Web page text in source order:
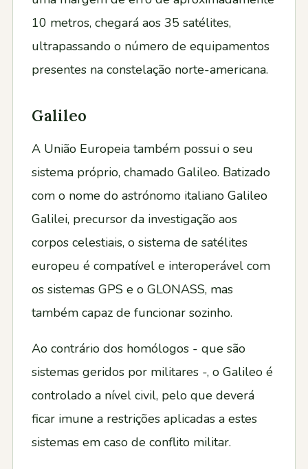
10 metros, chegará aos 35 satélites,
ultrapassando o número de equipamentos
presentes na constelação norte-americana.
Galileo
A União Europeia também possui o seu
sistema próprio, chamado Galileo. Batizado
com o nome do astrónomo italiano Galileo
Galilei, precursor da investigação aos
corpos celestiais, o sistema de satélites
europeu é compatível e interoperável com
os sistemas GPS e o GLONASS, mas
também capaz de funcionar sozinho.
Ao contrário dos homólogos - que são
sistemas geridos por militares -, o Galileo é
controlado a nível civil, pelo que deverá
ficar imune a restrições aplicadas a estes
sistemas em caso de conflito militar.